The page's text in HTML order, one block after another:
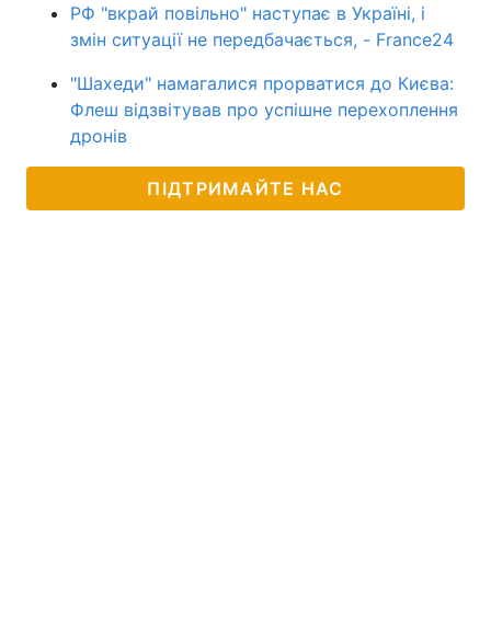
РФ "вкрай повільно" наступає в Україні, і
змін ситуації не передбачається, - France24
"Шахеди" намагалися прорватися до Києва:
Флеш відзвітував про успішне перехоплення
дронів
ПІДТРИМАЙТЕ НАС